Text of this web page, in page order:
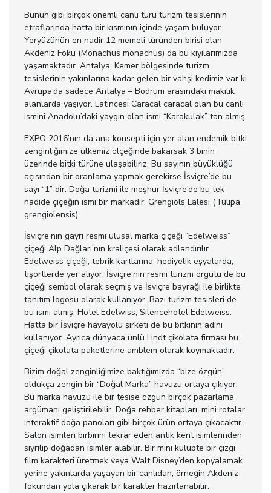
Bunun gibi birçok önemli canlı türü turizm tesislerinin
etraflarında hatta bir kısmının içinde yaşam buluyor.
Yeryüzünün en nadir 12 memeli türünden birisi olan
Akdeniz Foku (Monachus monachus) da bu kıyılarımızda
yaşamaktadır. Antalya, Kemer bölgesinde turizm
tesislerinin yakınlarına kadar gelen bir vahşi kedimiz var ki
Avrupa’da sadece Antalya – Bodrum arasındaki makilik
alanlarda yaşıyor. Latincesi Caracal caracal olan bu canlı
ismini Anadolu’daki yaygın olan ismi “Karakulak” tan almış.
EXPO 2016’nın da ana konsepti için yer alan endemik bitki
zenginliğimize ülkemiz ölçeğinde bakarsak 3 binin
üzerinde bitki türüne ulaşabiliriz. Bu sayının büyüklüğü
açısından bir oranlama yapmak gerekirse İsviçre’de bu
sayı “1” dir. Doğa turizmi ile meşhur İsviçre’de bu tek
nadide çiçeğin ismi bir markadır; Grengiols Lalesi (Tulipa
grengiolensis).
İsviçre’nin gayri resmi ulusal marka çiçeği “Edelweiss”
çiçeği Alp Dağları’nın kraliçesi olarak adlandırılır.
Edelweiss çiçeği, tebrik kartlarına, hediyelik eşyalarda,
tişörtlerde yer alıyor. İsviçre’nin resmi turizm örgütü de bu
çiçeği sembol olarak seçmiş ve İsviçre bayrağı ile birlikte
tanıtım logosu olarak kullanıyor. Bazı turizm tesisleri de
bu ismi almış; Hotel Edelwiss, Silencehotel Edelweiss.
Hatta bir İsviçre havayolu şirketi de bu bitkinin adını
kullanıyor. Ayrıca dünyaca ünlü Lindt çikolata firması bu
çiçeği çikolata paketlerine amblem olarak koymaktadır.
Bizim doğal zenginliğimize baktığımızda “bize özgün”
oldukça zengin bir “Doğal Marka” havuzu ortaya çıkıyor.
Bu marka havuzu ile bir tesise özgün birçok pazarlama
argümanı geliştirilebilir. Doğa rehber kitapları, mini rotalar,
interaktif doğa panoları gibi birçok ürün ortaya çıkacaktır.
Salon isimleri birbirini tekrar eden antik kent isimlerinden
sıyrılıp doğadan isimler alabilir. Bir mini kulüpte bir çizgi
film karakteri üretmek veya Walt Disney’den kopyalamak
yerine yakınlarda yaşayan bir canlıdan, örneğin Akdeniz
fokundan yola çıkarak bir karakter hazırlanabilir.